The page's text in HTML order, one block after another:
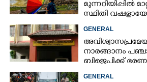
മുന്നറിയിപ്പിൽ
സ്ഥിതി
GENERAL
നാരങ്ങാനം
ബിജെപിക്ക്
GENERAL